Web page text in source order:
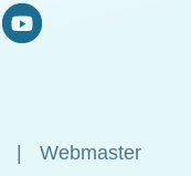
Webmaster